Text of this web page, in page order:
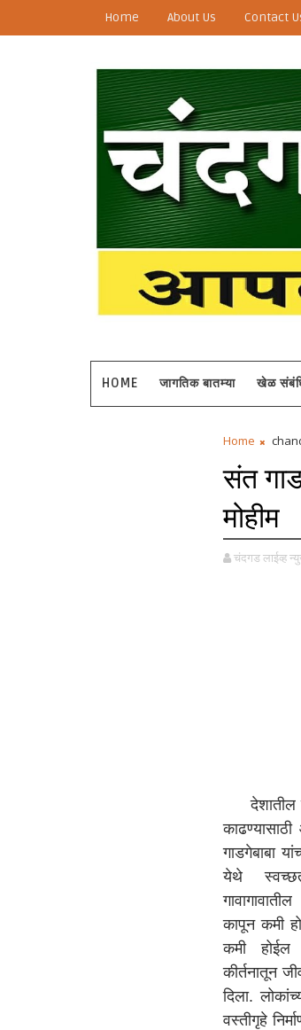
Home About Us Contact
HOME जागतिक बातम्या खेळ
Home
संत
मोहीम
चंदगड लाईव्ह
देशातील
गाडगेबाबा
येथे
कापून कमी
कमी होईल
कीर्तनातून
दिला.
वस्तीगृहे